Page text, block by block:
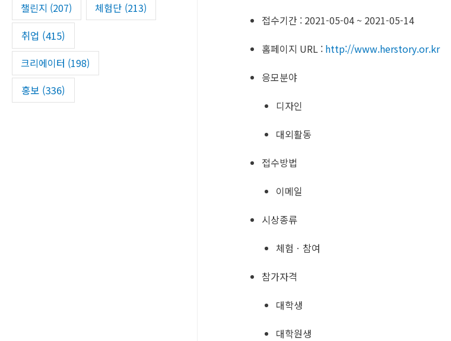
챌린지 (207) 체험단 (213)
취업 (415)
크리에이터 (198)
홍보(336)
접수기간 : 2021-05-04 ~ 2021-05-14
홈페이지 URL : http://www.herstory.or.kr
응모분야
디자인
대외활동
접수방법
이메일
시상종류
체험ㆍ참여
참가자격
대학생
대학원생